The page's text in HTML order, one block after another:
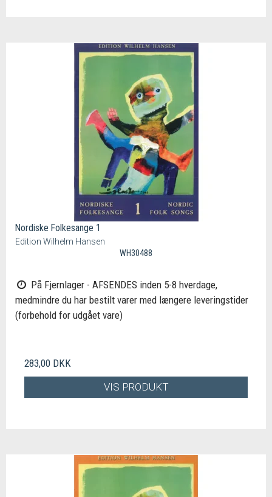
Nordiske Folkesange 1
Edition Wilhelm Hansen
WH30488
På Fjernlager - AFSENDES inden 5-8 hverdage,
medmindre du har bestilt varer med længere leveringstider
(forbehold for udgået vare)
283,00 DKK
VIS PRODUKT